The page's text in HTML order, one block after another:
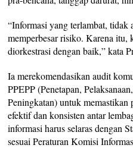
“Informasi yang terlambat, tidak
memperbesar risiko. Karena itu,
diorkestrasi dengan baik,” kata
Ia merekomendasikan audit
PPEPP (Penetapan,
Peningkatan) untuk memastikan
efektif dan konsisten antar
informasi harus selaras dengan
sesuai Peraturan Komisi